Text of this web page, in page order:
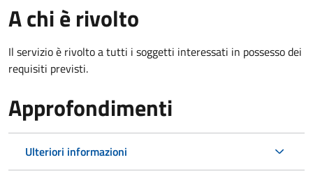
A chi è rivolto
Il servizio è rivolto a tutti i soggetti interessati in possesso dei
requisiti previsti.
Approfondimenti
Ulteriori informazioni